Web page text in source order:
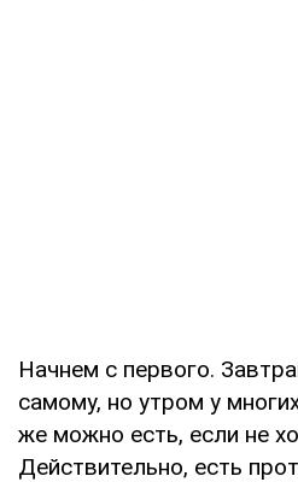
Начнем с первого.
самому, но утром у
же можно есть, если не
Действительно, есть